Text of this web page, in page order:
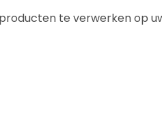
te verwerken op